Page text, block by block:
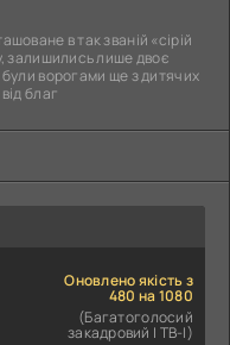
в так званій «сірій
залишились лише двоє
були ворогами ще з дитячих
благ
Оновлено якість з
480 на 1080
(Багатоголосий
закадровий | ТВ-І)